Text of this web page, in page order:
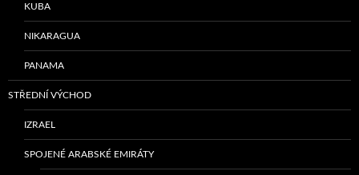
KUBA
NIKARAGUA
PANAMA
STŘEDNÍ VÝCHOD
IZRAEL
SPOJENÉ ARABSKÉ EMIRÁTY